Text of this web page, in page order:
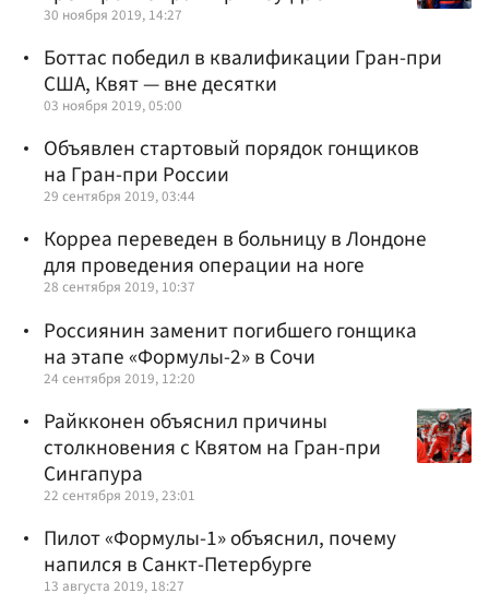
30 ноября 2019, 14:27
Боттас победил в квалификации Гран-при
США, Квят — вне десятки
03 ноября 2019, 05:00
Объявлен стартовый порядок гонщиков
на Гран-при России
29 сентября 2019, 03:44
Корреа переведен в больницу в Лондоне
для проведения операции на ноге
28 сентября 2019, 10:37
Россиянин заменит погибшего гонщика
на этапе «Формулы-2» в Сочи
24 сентября 2019, 12:20
Райкконен объяснил причины
столкновения с Квятом на Гран-при
Сингапура
22 сентября 2019, 23:01
Пилот «Формулы-1» объяснил, почему
напился в Санкт-Петербурге
13 августа 2019, 18:27